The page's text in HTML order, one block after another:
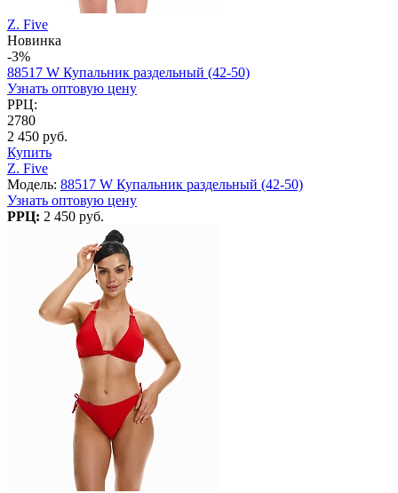
Z. Five
Новинка
-3%
88517 W Купальник раздельный (42-50)
Узнать оптовую цену
РРЦ:
2780
2 450 руб.
Купить
Z. Five
Модель: 88517 W Купальник раздельный (42-50)
Узнать оптовую цену
РРЦ: 2 450 руб.